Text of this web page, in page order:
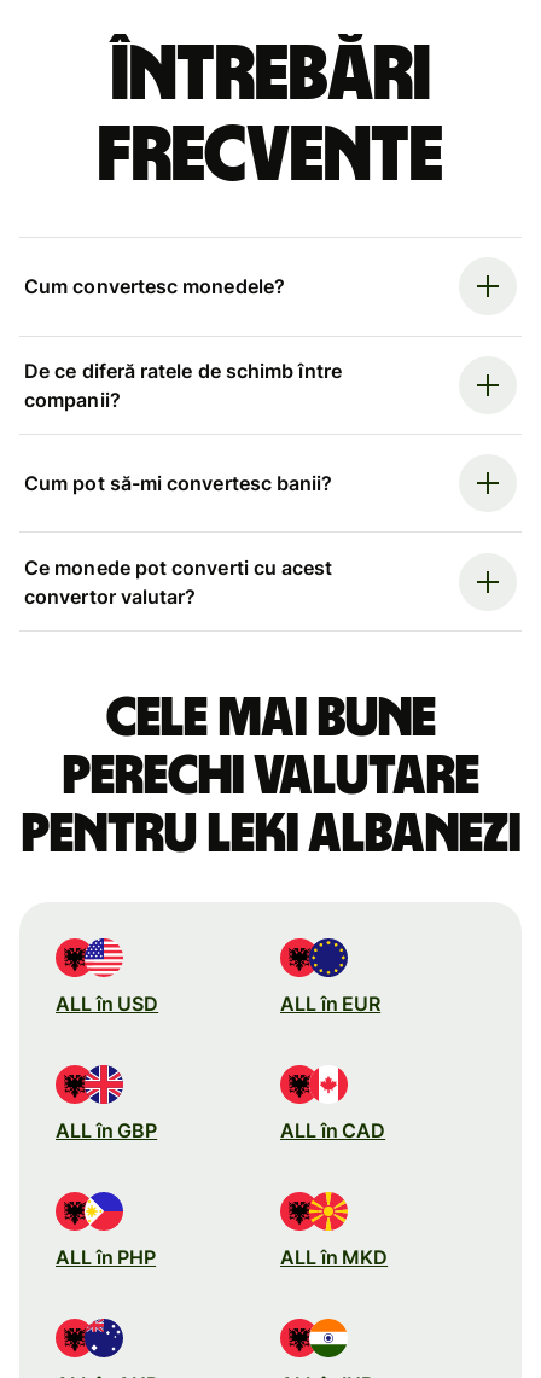
Întrebări
frecvente
Cum convertesc monedele?
De ce diferă ratele de schimb între
companii?
Cum pot să-mi convertesc banii?
Ce monede pot converti cu acest
convertor valutar?
Cele mai bune
perechi valutare
pentru leki albanezi
ALL în USD ALL în EUR
ALL în GBP ALL în CAD
ALL în PHP ALL în MKD